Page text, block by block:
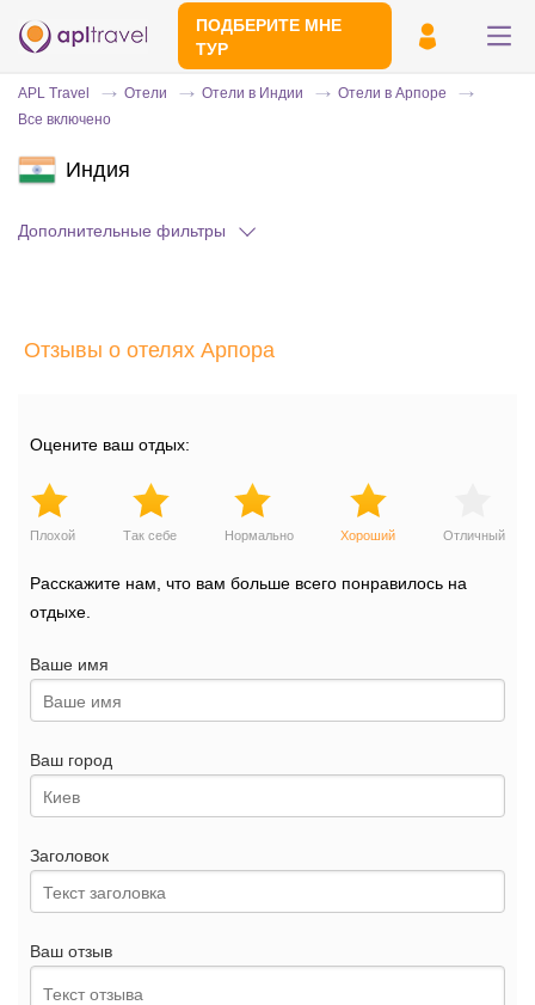
ПОДБЕРИТЕ МНЕ
ТУР
Эксперт свяжется с вами и сделает
APL Travel Отели Отели в Индии
Отели в Арпоре
Все включено
Индия
Дополнительные фильтры
Отзывы о отелях Арпора
Оцените ваш отдых:
Плохой Так себе Нормально Хороший Отличный
Расскажите нам, что вам больше всего понравилось на
отдыхе.
Ваше имя
Ваш город
Заголовок
Ваш отзыв